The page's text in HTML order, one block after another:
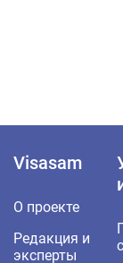
Visasam
О проекте
Редакция и
эксперты